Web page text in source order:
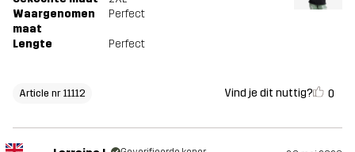
Waargenomen
maat
Perfect
Lengte Perfect
Article nr 11112 Vind je dit nuttig? 0